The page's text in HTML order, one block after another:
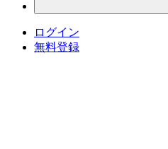
ログイン
無料登録